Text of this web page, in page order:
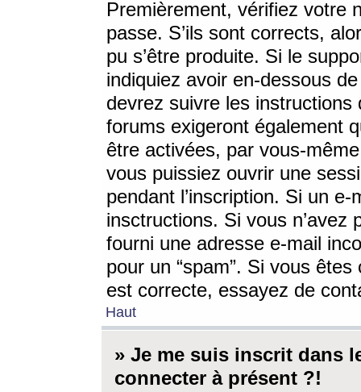
Premièrement, vérifiez votre
passe. S’ils sont corrects,
pu s’être produite. Si le
indiquiez avoir en-dessous
devrez suivre les
forums exigeront également
être activées, par vous-
vous puissiez ouvrir une
pendant l’inscription. Si un
insctructions. Si vous n’avez
fourni une adresse e-mail
pour un “spam”. Si vous
est correcte, essayez de
Haut
» Je me suis inscrit dans
connecter à présent ?!